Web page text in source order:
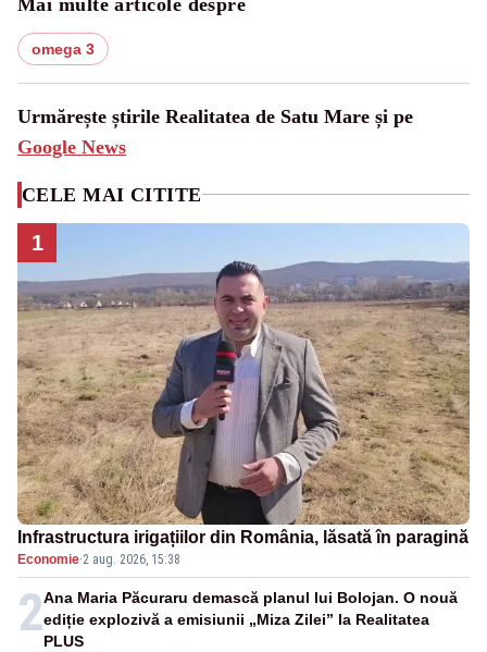
omega 3
Urmărește știrile Realitatea de Satu Mare și pe
Google News
CELE MAI CITITE
1
Infrastructura irigațiilor din România, lăsată în paragină
Economie·2 aug. 2026, 15:38
2Ana Maria Păcuraru demască planul lui Bolojan. O nouă
ediție explozivă a emisiunii „Miza Zilei” la Realitatea
PLUS